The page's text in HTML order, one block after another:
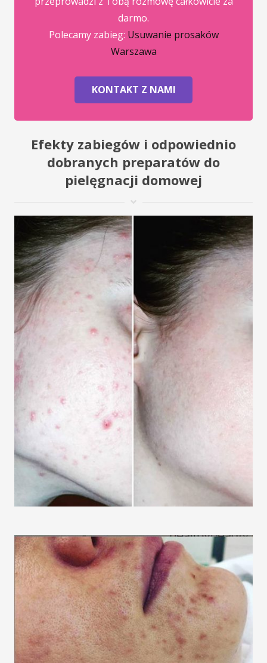
darmo.
Polecamy zabieg: Usuwanie prosaków
Warszawa
KONTAKT Z NAMI
Efekty zabiegów i odpowiednio
dobranych preparatów do
pielęgnacji domowej